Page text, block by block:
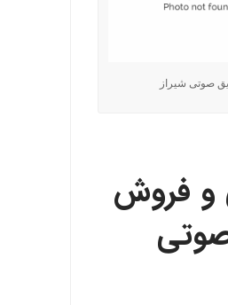
صوتی شیراز
و فروش